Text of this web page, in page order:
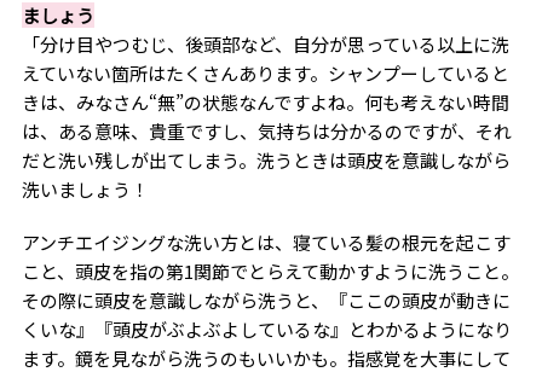
ましょう
「分け目やつむじ、後頭部など、自分が思っている以上に洗
えていない箇所はたくさんあります。シャンプーしていると
きは、みなさん“無”の状態なんですよね。何も考えない時間
は、ある意味、貴重ですし、気持ちは分かるのですが、それ
だと洗い残しが出てしまう。洗うときは頭皮を意識しながら
洗いましょう！
アンチエイジングな洗い方とは、寝ている髪の根元を起こす
こと、頭皮を指の第1関節でとらえて動かすように洗うこと。
その際に頭皮を意識しながら洗うと、『ここの頭皮が動きに
くいな』『頭皮がぶよぶよしているな』とわかるようになり
ます。鏡を見ながら洗うのもいいかも。指感覚を大事にして